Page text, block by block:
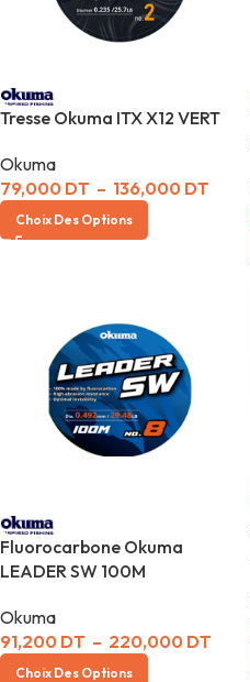
Tresse Okuma ITX X12 VERT
Okuma
79,000 DT – 136,000 DT
Choix Des Options
Fluorocarbone Okuma
LEADER SW 100M
Okuma
91,200 DT – 220,000 DT
Choix Des Options